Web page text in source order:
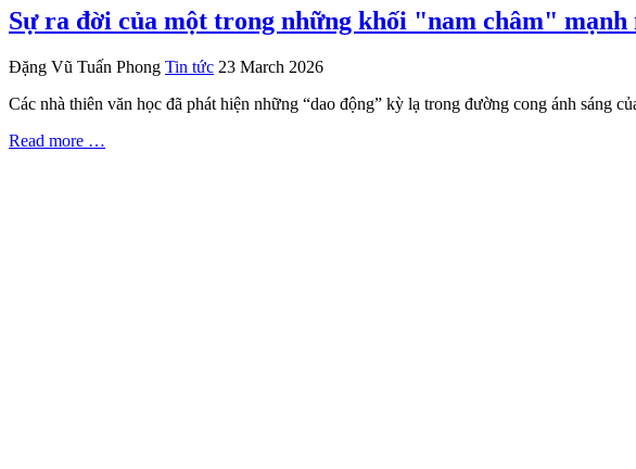
Sự ra đời của một trong những khối "nam châm"
Đặng Vũ Tuấn Phong Tin tức 23 March 2026
Các nhà thiên văn học đã phát hiện những “dao động” kỳ lạ trong đường cong ánh sáng
Read more …